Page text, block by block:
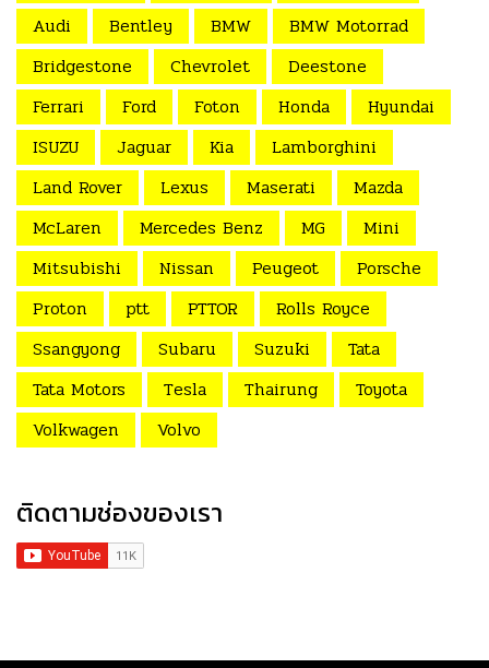
Audi
Bentley BMW
BMW Motorrad
Bridgestone
Chevrolet
Deestone
Ferrari
Ford Foton Honda
Hyundai
ISUZU
Jaguar Kia
Lamborghini
Land Rover
Lexus Maserati
Mazda
McLaren
Mercedes Benz MG
Mini
Mitsubishi
Nissan Peugeot
Porsche
Proton
ptt PTTOR
Rolls Royce
Ssangyong
Subaru Suzuki
Tata
Tata Motors
Tesla Thairung
Toyota
Volkwagen
Volvo
ติดตามช่องของเรา